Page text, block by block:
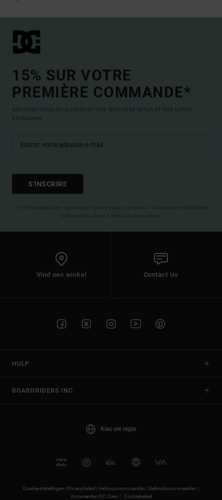
15% SUR VOTRE
PREMIÈRE COMMANDE*
Abonnez-vous pour recevoir nos dernières actus et nos offres
exclusives.
S'INSCRIRE
(*) Offre valable en ligne pour les nouveaux inscrits - Conditions détaillées
disponibles dans l'email de bienvenue
Vind een winkel Contact Us
HULP
BOARDRIDERS INC.
Kies uw regio
Cookie-instellingen | Privacybeleid |Verkoopvoorwaarden |Gebruiksvoorwaarden |
Voowaarden DC Crew |
Cookiebeleid